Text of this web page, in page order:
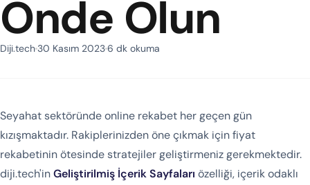
Önde Olun
Diji.tech30 Kasım 20236 dk okuma
Seyahat sektöründe online rekabet her geçen gün
kızışmaktadır. Rakiplerinizden öne çıkmak için fiyat
rekabetinin ötesinde stratejiler geliştirmeniz gerekmektedir.
diji.tech'inGeliştirilmiş İçerik Sayfaları özelliği, içerik odaklı